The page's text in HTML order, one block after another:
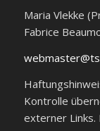
Maria Vlekke
Fabrice
Kontrolle
externer Links.